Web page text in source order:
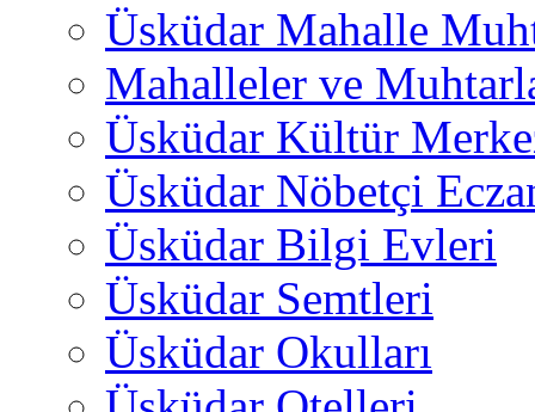
Üsküdar Mahalle
Mahalleler ve
Üsküdar Kültür
Üsküdar Nöbetçi
Üsküdar Bilgi Evleri
Üsküdar Semtleri
Üsküdar Okulları